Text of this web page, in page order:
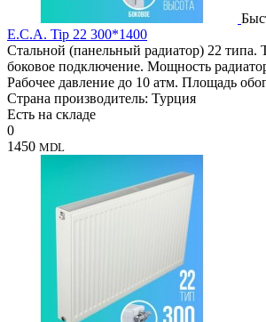
E.C.A. Tip 22 300*1400
Стальной (панельный радиатор) 22 типа.
боковое подключение. Мощность
Рабочее давление до 10 атм. Площадь
Страна производитель: Турция
Есть на складе
0
1450 MDL